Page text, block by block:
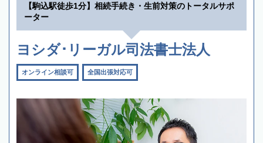
【駒込駅徒歩1分】相続手続き・生前対策のトータルサポ
ーター
ヨシダ･リーガル司法書士法人
オンライン相談可 全国出張対応可